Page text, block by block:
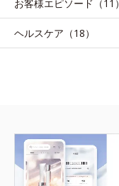
お客様エピソード（11）
ヘルスケア（18）